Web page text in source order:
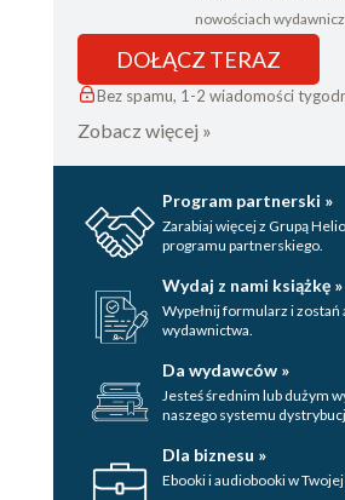
nowościach
DOŁĄCZ TERAZ
Bez spamu, 1-2 wiadomości
Zobacz więcej »
Program partnerski »
Zarabiaj więcej z Grupą
programu partnerskiego.
Wydaj z nami książkę »
Wypełnij formularz i
wydawnictwa.
Da wydawców »
Jesteś średnim lub dużym
naszego systemu
Dla biznesu »
Ebooki i audiobooki w